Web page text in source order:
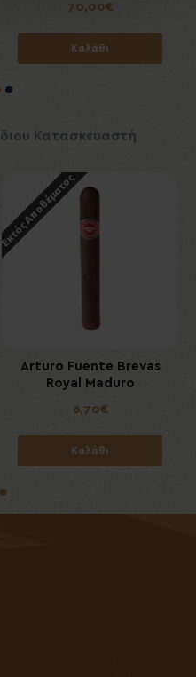
70,00€
Καλάθι
Ίδιου Κατασκευαστή
Εκτός Αποθέματος
Arturo Fuente Brevas
Royal Maduro
6,70€
Καλάθι